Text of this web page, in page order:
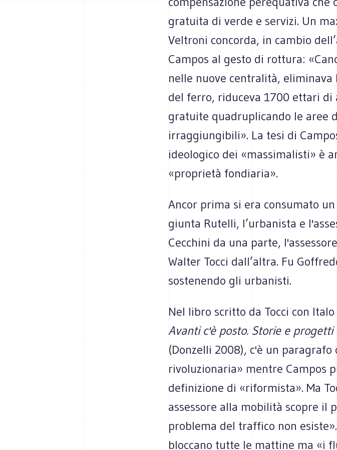
gratuita di verde e servizi. Un
Veltroni concorda, in cambio
Campos al gesto di rottura:
nelle nuove centralità,
del ferro, riduceva 1700 ettari di
gratuite quadruplicando le aree
irraggiungibili». La tesi di
ideologico dei «massimalisti» è
«proprietà fondiaria».
Ancor prima si era consumato
giunta Rutelli, l’urbanista e
Cecchini da una parte,
Walter Tocci dall’altra. Fu
sostenendo gli urbanisti.
Nel libro scritto da Tocci con
Avanti c'è posto. Storie e
(Donzelli 2008), c'è un
rivoluzionaria» mentre Campos
definizione di «riformista». Ma
assessore alla mobilità scopre il
problema del traffico non
bloccano tutte le mattine ma «i